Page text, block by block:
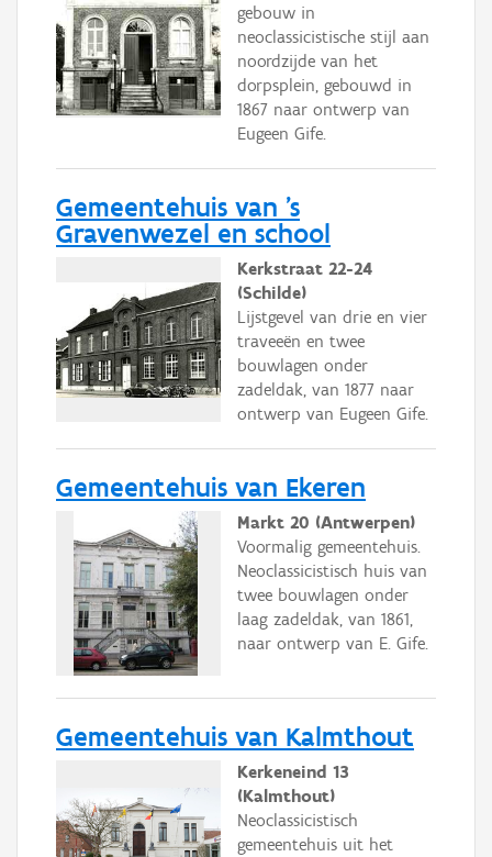
gebouw in
neoclassicistische stijl aan
noordzijde van het
dorpsplein, gebouwd in
1867 naar ontwerp van
Eugeen Gife.
Gemeentehuis van 's
Gravenwezel en school
Kerkstraat 22-24
(Schilde)
Lijstgevel van drie en vier
traveeën en twee
bouwlagen onder
zadeldak, van 1877 naar
ontwerp van Eugeen Gife.
Gemeentehuis van Ekeren
Markt 20 (Antwerpen)
Voormalig gemeentehuis.
Neoclassicistisch huis van
twee bouwlagen onder
laag zadeldak, van 1861,
naar ontwerp van E. Gife.
Gemeentehuis van Kalmthout
Kerkeneind 13
(Kalmthout)
Neoclassicistisch
gemeentehuis uit het